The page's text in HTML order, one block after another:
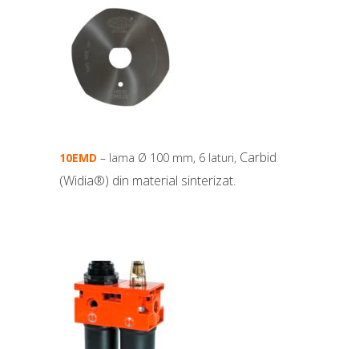
10EMD – lama Ø 100 mm, 6 laturi, Carbid
(Widia®) din material sinterizat.